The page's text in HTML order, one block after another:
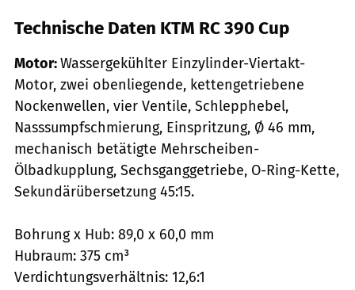
Technische Daten KTM RC 390 Cup
Motor:Wassergekühlter Einzylinder-Viertakt-
Motor, zwei obenliegende, kettengetriebene
Nockenwellen, vier Ventile, Schlepphebel,
Nasssumpfschmierung, Einspritzung, Ø 46 mm,
mechanisch betätigte Mehrscheiben-
Ölbadkupplung, Sechsganggetriebe, O-Ring-Kette,
Sekundär­übersetzung 45:15.
Bohrung x Hub: 89,0 x 60,0 mm
Hubraum: 375 cm³
Verdichtungsverhältnis: 12,6:1